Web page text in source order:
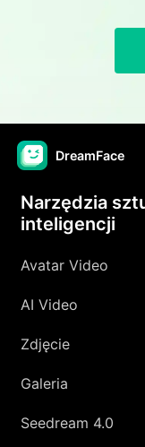
DreamFace
Narzędzia
inteligencji
Avatar Video
AI Video
Zdjęcie
Galeria
Seedream 4.0